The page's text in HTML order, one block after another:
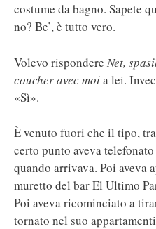
costume da bagno. Sapete
no? Be’, è tutto vero.
Volevo rispondere Net,
coucher avec moia lei.
«Sì».
È venuto fuori che il tipo,
certo punto aveva
quando arrivava. Poi aveva
muretto del bar El Ultimo
Poi aveva ricominciato a
tornato nel suo